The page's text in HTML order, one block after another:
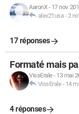
AaronX- 17 nov.
alex21usa -2
17 réponses
Formaté mais
VissErale- 13 mai
VissErale- 14
4 réponses